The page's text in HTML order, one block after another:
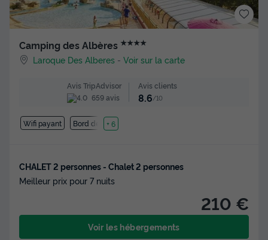
Camping des Albères ★★★★
Laroque Des Alberes -Voir sur la carte
Avis TripAdvisor
659 avis
Avis clients
8.6/10
Wifi payant Bord de mer
+ 6
CHALET 2 personnes - Chalet 2 personnes
Meilleur prix pour 7 nuits
210 €
Voir les hébergements